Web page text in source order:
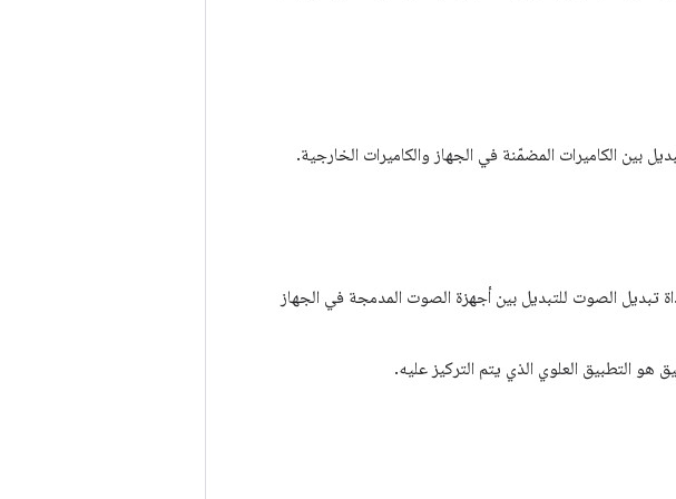
بين الكاميرات المضمّنة في الجهاز والكاميرات الخارجية.
تبديل الصوت للتبديل بين أجهزة الصوت المدمجة في الجهاز
هو التطبيق العلوي الذي يتم التركيز عليه.